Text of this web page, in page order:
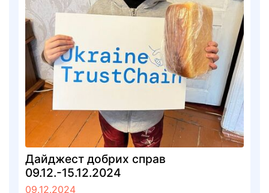
Дайджест добрих справ
09.12.-15.12.2024
09.12.2024